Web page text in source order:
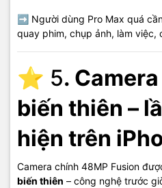
➡ Người dùng Pro Max quá
quay phim, chụp ảnh, làm việc,
⭐ 5.
biến thiên –
hiện trên
Camera chính 48MP Fusion
biến thiên – công nghệ trước